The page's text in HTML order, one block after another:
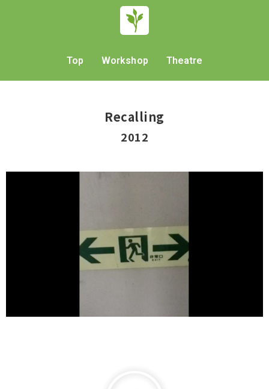
Top Workshop Theatre
Recalling
2012